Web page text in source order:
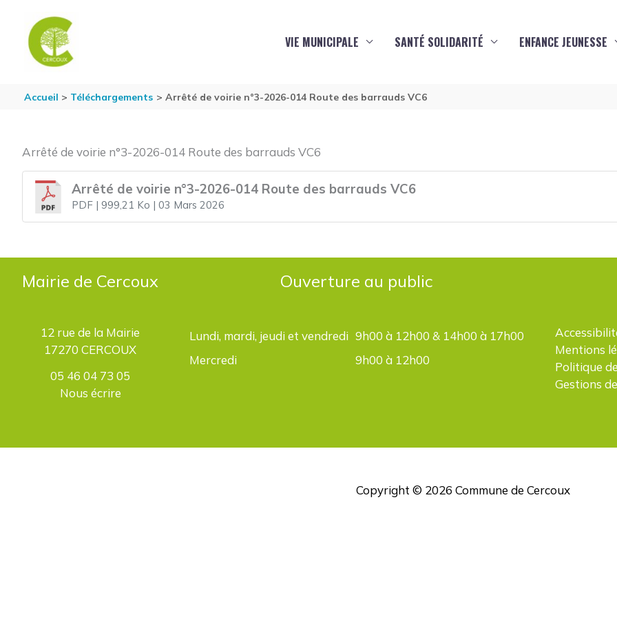
VIE MUNICIPALE SANTÉ SOLIDARITÉ ENFANCE JEUNESSE
Accueil Téléchargements Arrêté de voirie n°3-2026-014 Route des barrauds VC6
Arrêté de voirie n°3-2026-014 Route des barrauds VC6
Arrêté de voirie n°3-2026-014 Route des barrauds VC6
PDF| 999,21 Ko | 03 Mars 2026
Mairie de Cercoux
12 rue de la Mairie
17270 CERCOUX
05 46 04 73 05
Nous écrire
Ouverture au public
Lundi, mardi, jeudi et vendredi 9h00 à 12h00 & 14h00 à 17h00
Mercredi
9h00 à 12h00
Mentions
Politique
Gestions
Copyright © 2026 Commune de Cercoux